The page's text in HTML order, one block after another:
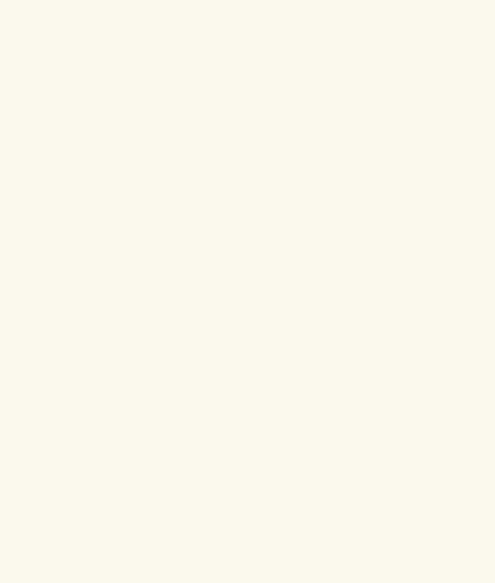
de nuestro sitio web. Almacenan
es agregada y, por lo
relevante para sus intereses en
única de su navegador y